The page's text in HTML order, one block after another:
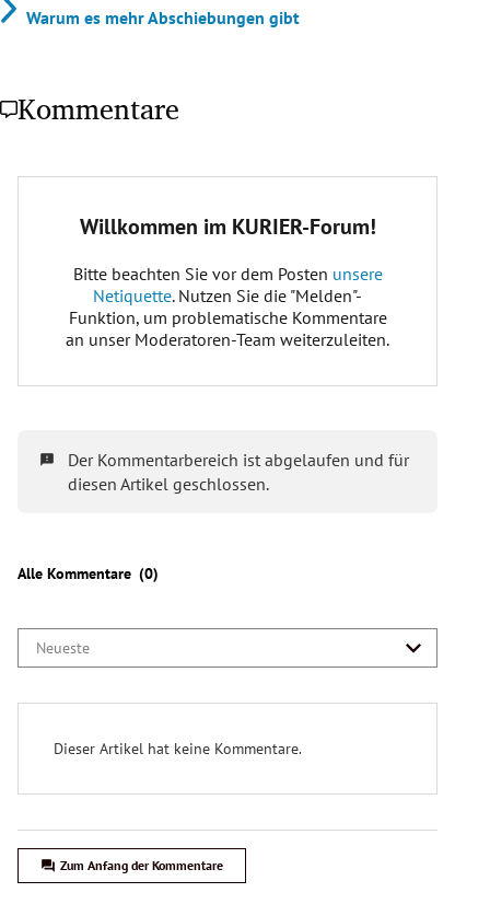
Warum es mehr Abschiebungen gibt
Kommentare